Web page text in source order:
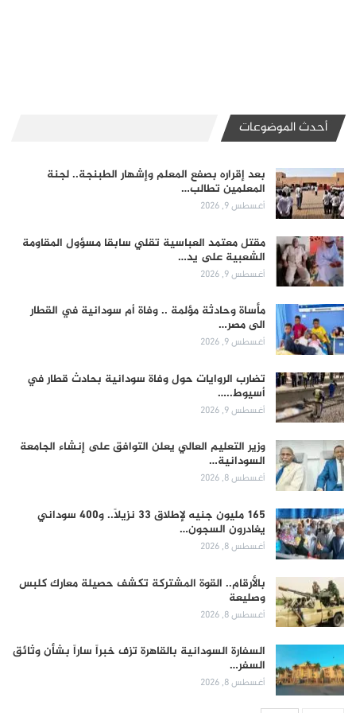
أحدث الموضوعات
بعد إقراره بصفع المعلم وإشهار الطبنجة.. لجنة
المعلمين تطالب…
أغسطس 9, 2026
مقتل معتمد العباسية تقلي سابقا مسؤول المقاومة
الشعبية على يد…
أغسطس 9, 2026
مأساة وحادثة مؤلمة .. وفاة أم سودانية في القطار
الى مصر…
أغسطس 9, 2026
تضارب الروايات حول وفاة سودانية بحادث قطار في
أسيوط..…
أغسطس 9, 2026
وزير التعليم العالي يعلن التوافق على إنشاء الجامعة
السودانية…
أغسطس 8, 2026
165 مليون جنيه لإطلاق 33 نزيلاً.. و400 سوداني
يغادرون السجون…
أغسطس 8, 2026
بالأرقام.. القوة المشتركة تكشف حصيلة معارك كلبس
وصليعة
أغسطس 8, 2026
السفارة السودانية بالقاهرة تزف خبراً ساراً بشأن وثائق
السفر…
أغسطس 8, 2026